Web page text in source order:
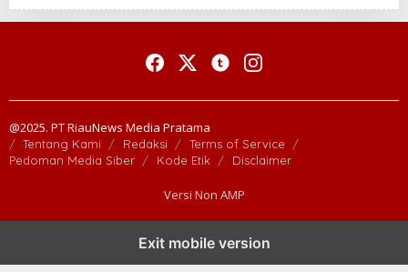
@2025. PT RiauNews Media Pratama
Tentang Kami Redaksi
Terms of Service
Pedoman Media Siber
Kode Etik Disclaimer
Versi Non AMP
Exit mobile version